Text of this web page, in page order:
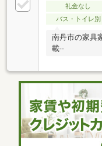
礼金なし
バス・トイレ別
南丹市の家具
載--